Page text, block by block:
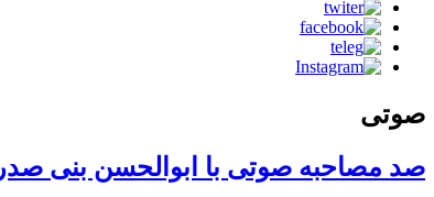
صوتی
صد مصاحبه صوتی با ابوالحسن بنی صدر